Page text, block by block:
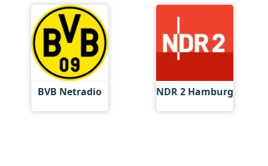
BVB Netradio NDR 2 Hamburg